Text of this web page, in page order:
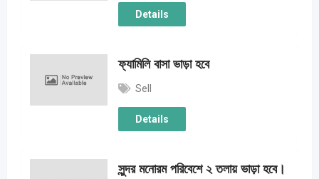
Details
ফ্যামিলি বাসা ভাড়া হবে
Sell
Details
সুন্দর মনোরম পরিবেশে ২ তলায় ভাড়া হবে।